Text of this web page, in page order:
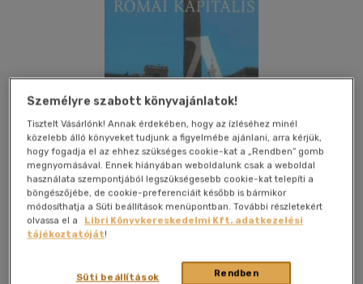
Beleolvasok
Személyre szabott könyvajánlatok!
Tisztelt Vásárlónk! Annak érdekében, hogy az ízléséhez minél
közelebb álló könyveket tudjunk a figyelmébe ajánlani, arra kérjük,
hogy fogadja el az ehhez szükséges cookie-kat a „Rendben” gomb
megnyomásával. Ennek hiányában weboldalunk csak a weboldal
használata szempontjából legszükségesebb cookie-kat telepíti a
böngészőjébe, de cookie-preferenciáit később is bármikor
módosíthatja a Süti beállítások menüpontban. További részletekért
olvassa el a
Libri Könyvkereskedelmi Kft. adatkezelési
tájékoztatóját!
Rendben
Süti beállítások